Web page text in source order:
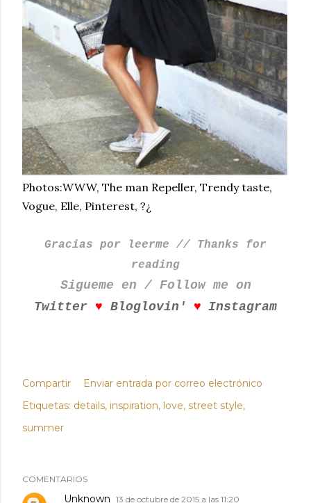
Photos:WWW, The man Repeller, Trendy taste,
Vogue, Elle, Pinterest, ?¿
Gracias por leerme // Thanks for
reading
Sigueme en / Follow me on
Twitter ♥ Bloglovin' ♥ Instagram
Compartir
Enviar entrada por correo electrónico
Etiquetas: details inspiration love street style
summer
COMENTARIOS
Unknown 13 de octubre de 2015 a las 11:20